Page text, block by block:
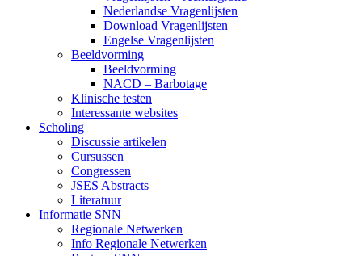
Nederlandse Vragenlijsten
Download Vragenlijsten
Engelse Vragenlijsten
Beeldvorming
Beeldvorming
NACD – Barbotage
Klinische testen
Interessante websites
Scholing
Discussie artikelen
Cursussen
Congressen
JSES Abstracts
Literatuur
Informatie SNN
Regionale Netwerken
Info Regionale Netwerken